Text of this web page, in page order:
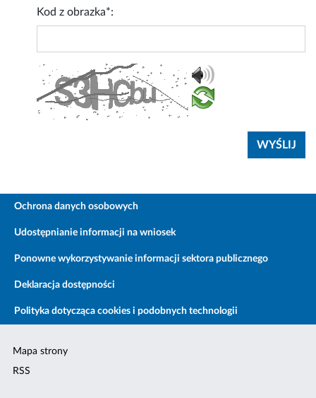
Kod z obrazka*:
Ochrona danych osobowych
Udostępnianie informacji na wniosek
Ponowne wykorzystywanie informacji sektora publicznego
Deklaracja dostępności
Polityka dotycząca cookies i podobnych technologii
Mapa strony
RSS